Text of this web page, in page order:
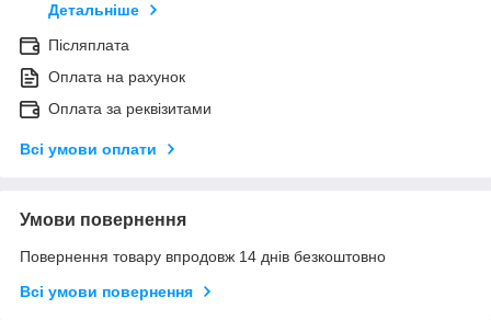
Детальніше
Післяплата
Оплата на рахунок
Оплата за реквізитами
Всі умови оплати
Умови повернення
Повернення товару впродовж 14 днів безкоштовно
Всі умови повернення